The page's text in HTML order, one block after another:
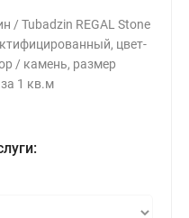
/ Tubadzin REGAL Stone
цвет-
/ камень, размер
1 кв.м